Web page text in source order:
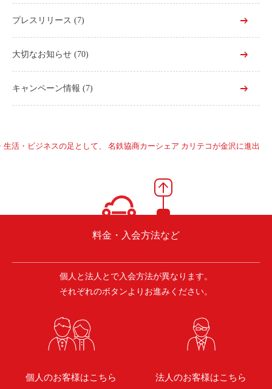
プレスリリース (7)
大切なお知らせ (70)
キャンペーン情報 (7)
生活・ビジネスの足として、 名鉄協商カーシェア カリテコが金沢に進出
料金・入会方法など
個人と法人とで入会方法が異なります。
それぞれのボタンよりお進みください。
個人のお客様はこちら 法人のお客様はこちら